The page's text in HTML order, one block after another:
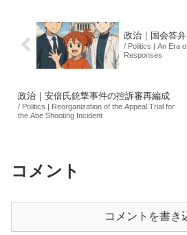
政治｜国会答
/ Politics | An Era
Responses
政治｜安倍氏銃撃事件の控訴審再編成
/ Politics | Reorganization of the Appeal Trial for
the Abe Shooting Incident
コメント
コメントを書き